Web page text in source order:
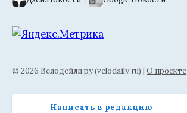
© 2026 Велодейли.ру (velodaily.ru) | О проекте
Написать в редакцию